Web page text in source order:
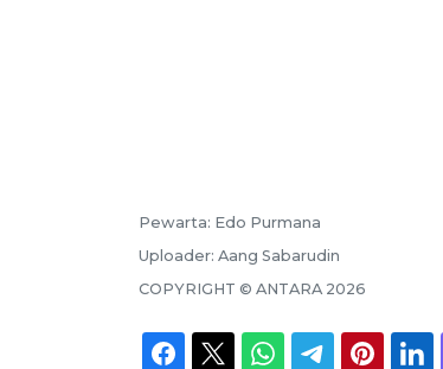
Pewarta: Edo Purmana
Uploader: Aang Sabarudin
COPYRIGHT © ANTARA 2026